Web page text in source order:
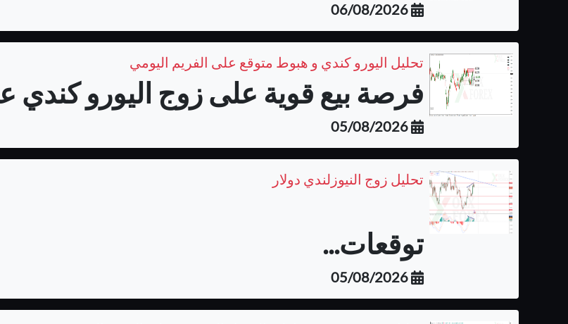
06/08/2026
تحليل اليورو كندي و هبوط متوقع على الفريم اليومي
فرصة بيع قوية على زوج اليورو كندي
05/08/2026
تحليل زوج النيوزلندي دولار
توقعات...
05/08/2026